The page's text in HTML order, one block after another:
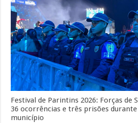
Festival de Parintins 2026: Forças de
36 ocorrências e três prisões
município